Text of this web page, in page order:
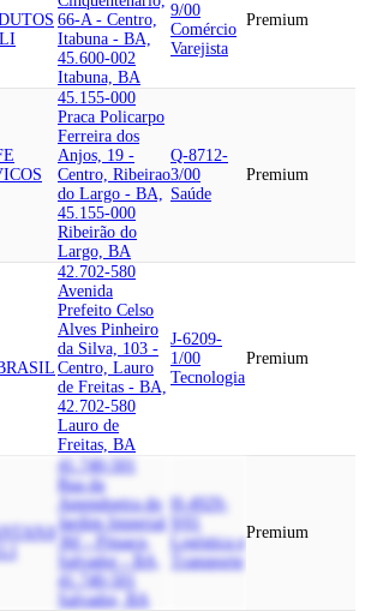
66-A - Centro,
Itabuna - BA,
45.600-002
Itabuna, BA
9/00
Comércio
Varejista
Premium
45.155-000
Praca Policarpo
Ferreira dos
Anjos, 19 -
Centro, Ribeirao
do Largo - BA,
45.155-000
Ribeirão do
Largo, BA
Q-8712-
3/00
Saúde
Premium
42.702-580
Avenida
Prefeito Celso
Alves Pinheiro
da Silva, 103 -
Centro, Lauro
de Freitas - BA,
42.702-580
Lauro de
Freitas, BA
J-6209-
1/00
Tecnologia
Premium
41.740-501
Rua da
Amendoeira do
Jardim Imperial,
36f - Pituacu,
Salvador - BA,
41.740-501
Salvador, BA
H-4929-
Logística e
Transporte
Premium